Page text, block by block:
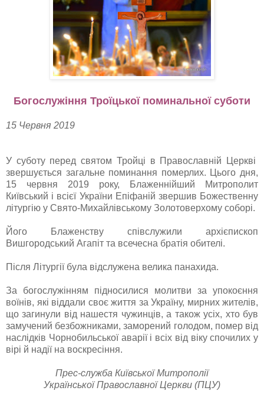
Богослужіння Троїцької поминальної суботи
15 Червня 2019
У суботу перед святом Тройці в Православній Церкві
звершується загальне поминання померлих. Цього дня,
15 червня 2019 року, Блаженнійший Митрополит
Київський і всієї України Епіфаній звершив Божественну
літургію у Свято-Михайлівському Золотоверхому соборі.
Його Блаженству співслужили архієпископ
Вишгородський Агапіт та всечесна братія обителі.
Після Літургії була відслужена велика панахида.
За богослужінням підносилися молитви за упокоєння
воїнів, які віддали своє життя за Україну, мирних жителів,
що загинули від нашестя чужинців, а також усіх, хто був
замучений безбожниками, заморений голодом, помер від
наслідків Чорнобильської аварії і всіх від віку спочилих у
вірі й надії на воскресіння.
Прес-служба Київської Митрополії
Української Православної Церкви (ПЦУ)